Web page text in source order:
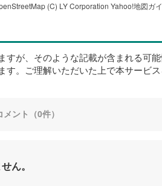
(C) LY Corporation Yahoo!地図ガ
が、そのような記載が含まれる可
。ご理解いただいた上で本サービ
メント（0件）
ん。